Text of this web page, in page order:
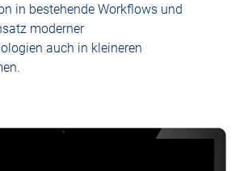
in bestehende Workflows und
moderner
auch in kleineren